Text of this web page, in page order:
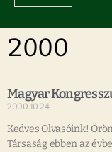
2000
Magyar
2000.10.24.
Kedves Olvasóink!
Társaság ebben az